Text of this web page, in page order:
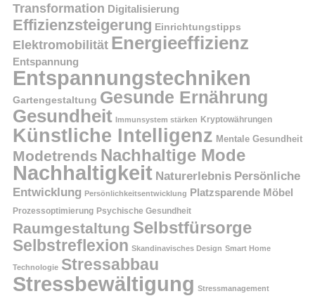
Transformation Digitalisierung
Effizienzsteigerung Einrichtungstipps
Elektromobilität Energieeffizienz
Entspannung
Entspannungstechniken
Gartengestaltung Gesunde Ernährung
Gesundheit Immunsystem stärken Kryptowährungen
Künstliche Intelligenz Mentale Gesundheit
Modetrends Nachhaltige Mode
Nachhaltigkeit Naturerlebnis Persönliche
Entwicklung Persönlichkeitsentwicklung Platzsparende Möbel
Prozessoptimierung Psychische Gesundheit
Raumgestaltung Selbstfürsorge
Selbstreflexion Skandinavisches Design Smart Home
Technologie Stressabbau
Stressbewältigung Stressmanagement